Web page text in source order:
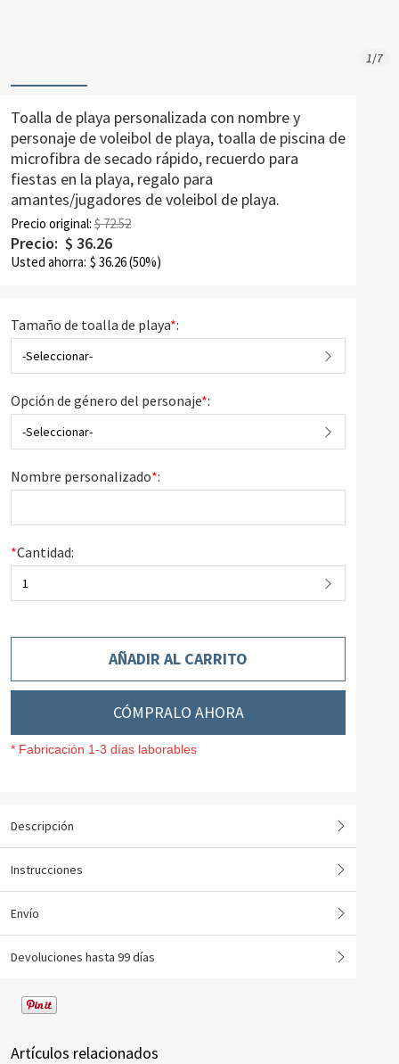
1/7
Toalla de playa personalizada con nombre y
personaje de voleibol de playa, toalla de piscina de
microfibra de secado rápido, recuerdo para
fiestas en la playa, regalo para
amantes/jugadores de voleibol de playa.
Precio original: $ 72.52
Precio: $ 36.26
Usted ahorra: $ 36.26(50%)
Tamaño de toalla de playa*:
-Seleccionar-
Opción de género del personaje*:
-Seleccionar-
Nombre personalizado*:
*Cantidad:
1
AÑADIR AL CARRITO
CÓMPRALO AHORA
* Fabricación 1-3 días laborables
Descripción
Instrucciones
Envío
Devoluciones hasta 99 días
Artículos relacionados